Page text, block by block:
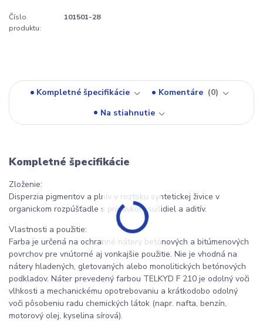
Číslo
produktu:
101501-28
Kompletné špecifikácie Komentáre
0
Na stiahnutie
Kompletné špecifikácie
Zloženie:
Disperzia pigmentov a plnív v roztoku syntetickej živice v
organickom rozpúšťadle s prídavkom sušidiel a aditív.
Vlastnosti a použitie:
Farba je určená na ochranné nátery betónových a bitúmenových
povrchov pre vnútorné aj vonkajšie použitie. Nie je vhodná na
nátery hladených, gletovaných alebo monolitických betónových
podkladov. Náter prevedený farbou TELKYD F 210 je odolný voči
vlhkosti a mechanickému opotrebovaniu a krátkodobo odolný
voči pôsobeniu radu chemických látok (napr. nafta, benzín,
motorový olej, kyselina sírová).